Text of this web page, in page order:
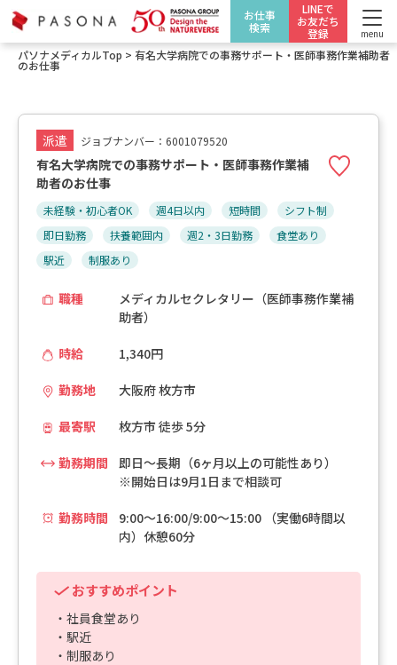
お仕事
検索
LINEで
お友だち
登録
menu
パソナメディカルTop > 有名大学病院での事務サポート・医師事務作業補助者
のお仕事
派遣 ジョブナンバー：6001079520
有名大学病院での事務サポート・医師事務作業補
助者のお仕事
未経験・初心者OK 週4日以内 短時間
シフト制
即日勤務
扶養範囲内 週2・3日勤務
食堂あり
駅近
制服あり
職種
メディカルセクレタリー（医師事務作業補
助者）
時給 1,340円
勤務地 大阪府 枚方市
最寄駅 枚方市 徒歩 5分
勤務期間
即日～長期（6ヶ月以上の可能性あり）
※開始日は9月1日まで相談可
勤務時間
9:00～16:00/9:00～15:00 （実働6時間以
内）休憩60分
おすすめポイント
・社員食堂あり
・駅近
・制服あり